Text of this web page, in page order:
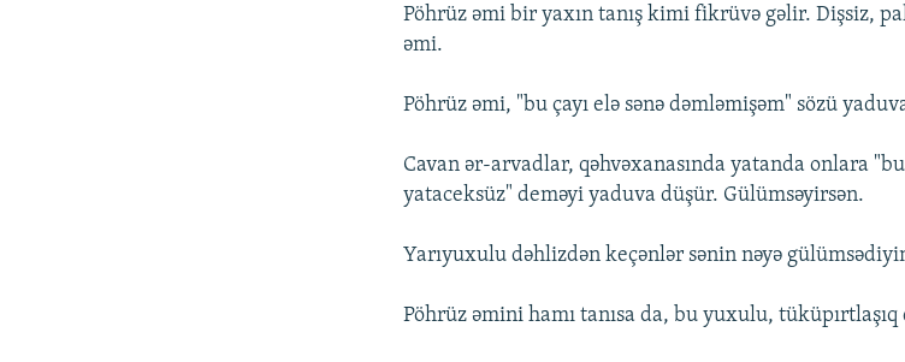
Pöhrüz əmi bir yaxın tanış kimi fikrüvə gəlir. Dişsiz,
əmi.
Pöhrüz əmi, "bu çayı elə sənə dəmləmişəm" sözü
Cavan ər-arvadlar, qəhvəxanasında yatanda onlara
yataceksüz" deməyi yaduva düşür. Gülümsəyirsən.
Yarıyuxulu dəhlizdən keçənlər sənin nəyə
Pöhrüz əmini hamı tanısa da, bu yuxulu,